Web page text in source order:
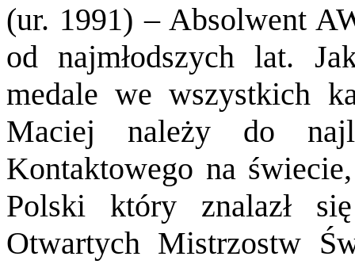
(ur. 1991) – Absolwent
od najmłodszych lat.
medale we wszystkich
Maciej należy do
Kontaktowego na
Polski który znalazł
Otwartych Mistrzostw